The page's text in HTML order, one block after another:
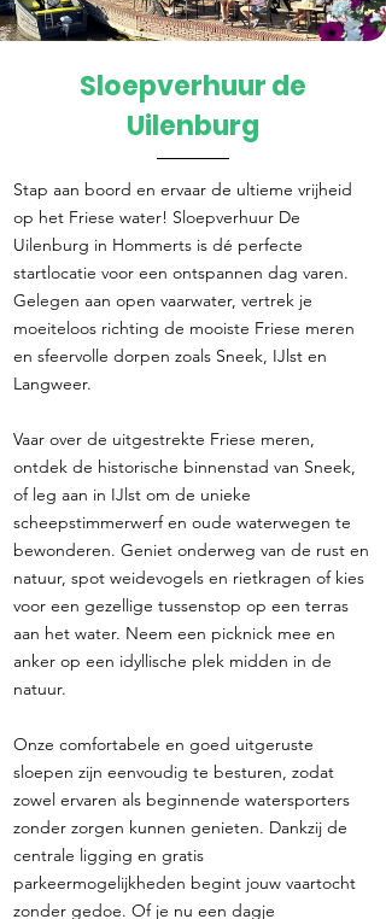
Direct reserveren
Sloepverhuur de
Uilenburg
Stap aan boord en ervaar de ultieme vrijheid
op het Friese water! Sloepverhuur De
Uilenburg in Hommerts is dé perfecte
startlocatie voor een ontspannen dag varen.
Gelegen aan open vaarwater, vertrek je
moeiteloos richting de mooiste Friese meren
en sfeervolle dorpen zoals Sneek, IJlst en
Langweer.
Vaar over de uitgestrekte Friese meren,
ontdek de historische binnenstad van Sneek,
of leg aan in IJlst om de unieke
scheepstimmerwerf en oude waterwegen te
bewonderen. Geniet onderweg van de rust en
natuur, spot weidevogels en rietkragen of kies
voor een gezellige tussenstop op een terras
aan het water. Neem een picknick mee en
anker op een idyllische plek midden in de
natuur.
Onze comfortabele en goed uitgeruste
sloepen zijn eenvoudig te besturen, zodat
zowel ervaren als beginnende watersporters
zonder zorgen kunnen genieten. Dankzij de
centrale ligging en gratis
parkeermogelijkheden begint jouw vaartocht
zonder gedoe. Of je nu een dagje